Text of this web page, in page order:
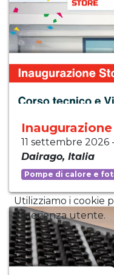
11 settembre 2026 -
Dairago, Italia
Pompe di calore e
Utilizziamo i cookie
esperienza utente.